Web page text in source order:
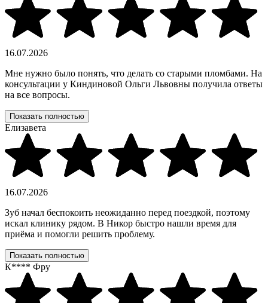
16.07.2026
Мне нужно было понять, что делать со старыми пломбами. На
консультации у Киндиновой Ольги Львовны получила ответы
на все вопросы.
Показать полностью
Елизавета
16.07.2026
Зуб начал беспокоить неожиданно перед поездкой, поэтому
искал клинику рядом. В Никор быстро нашли время для
приёма и помогли решить проблему.
Показать полностью
К**** Фру